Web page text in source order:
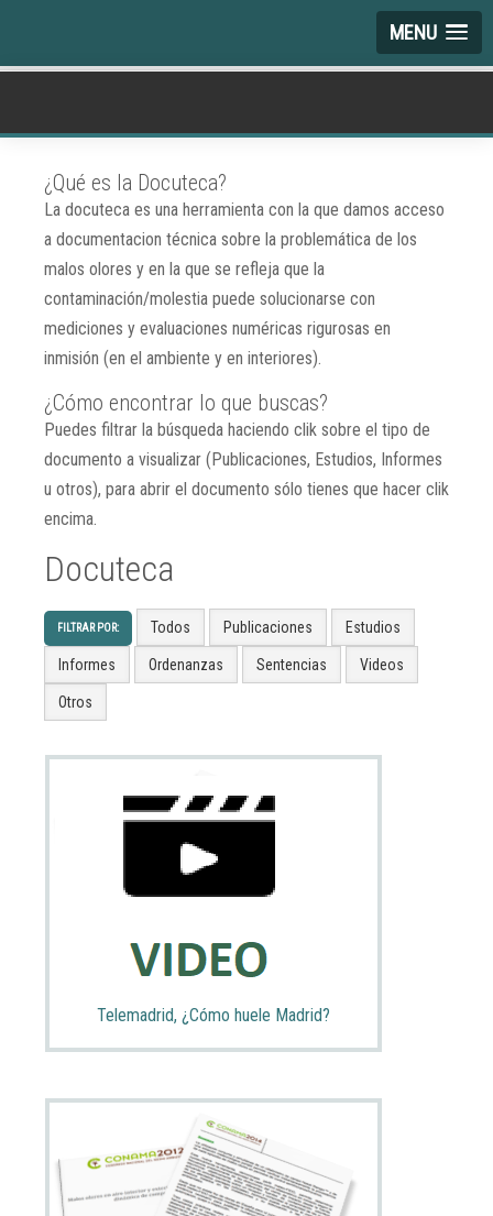
MENU
¿Qué es la Docuteca?
La docuteca es una herramienta con la que damos acceso
a documentacion técnica sobre la problemática de los
malos olores y en la que se refleja que la
contaminación/molestia puede solucionarse con
mediciones y evaluaciones numéricas rigurosas en
inmisión (en el ambiente y en interiores).
¿Cómo encontrar lo que buscas?
Puedes filtrar la búsqueda haciendo clik sobre el tipo de
documento a visualizar (Publicaciones, Estudios, Informes
u otros), para abrir el documento sólo tienes que hacer clik
encima.
Docuteca
FILTRAR POR: Todos Publicaciones Estudios
Informes Ordenanzas Sentencias Videos
Otros
Telemadrid, ¿Cómo huele Madrid?